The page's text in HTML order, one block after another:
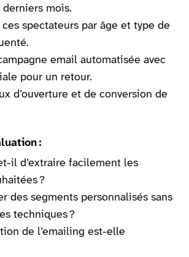
mois.
spectateurs par âge et type de
email automatisée avec
pour un retour.
d’ouverture et de conversion de
:
il d’extraire facilement les
?
des segments personnalisés sans
techniques ?
de l’emailing est-elle